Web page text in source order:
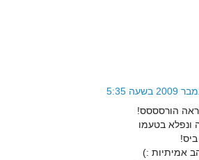
נראה הורסססס!
ונפלא בטעמו
אמיתיות :)